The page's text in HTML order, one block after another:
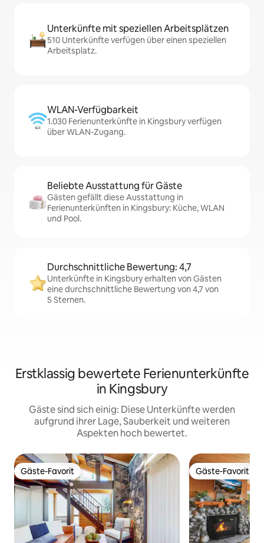
Unterkünfte mit speziellen Arbeitsplätzen
510 Unterkünfte verfügen über einen speziellen
Arbeitsplatz.
WLAN-Verfügbarkeit
1.030 Ferienunterkünfte in Kingsbury verfügen
über WLAN-Zugang.
Beliebte Ausstattung für Gäste
Gästen gefällt diese Ausstattung in
Ferienunterkünften in Kingsbury: Küche, WLAN
und Pool.
Durchschnittliche Bewertung: 4,7
Unterkünfte in Kingsbury erhalten von Gästen
eine durchschnittliche Bewertung von 4,7 von
5 Sternen.
Erstklassig bewertete Ferienunterkünfte
in Kingsbury
Gäste sind sich einig: Diese Unterkünfte werden
aufgrund ihrer Lage, Sauberkeit und weiteren
Aspekten hoch bewertet.
Gäste-Favorit
Gäste-Favorit Gäste-Favorit
Gäste-Favorit